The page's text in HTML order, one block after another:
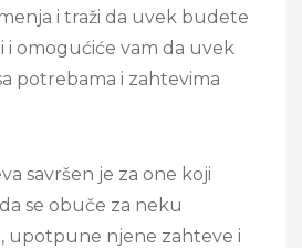
i traži da uvek budete
i omogućiće vam da uvek
potrebama i zahtevima
savršen je za one koji
se obuče za neku
upotpune njene zahteve i